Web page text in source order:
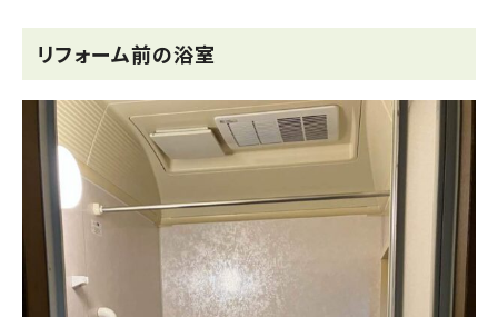
リフォーム前の浴室